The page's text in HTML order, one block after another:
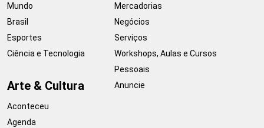
Mundo
Brasil
Esportes
Ciência e Tecnologia
Arte & Cultura
Aconteceu
Agenda
Mercadorias
Negócios
Serviços
Workshops, Aulas e Cursos
Pessoais
Anuncie